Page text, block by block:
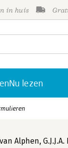
in huis
Nu lezen
van Alphen,